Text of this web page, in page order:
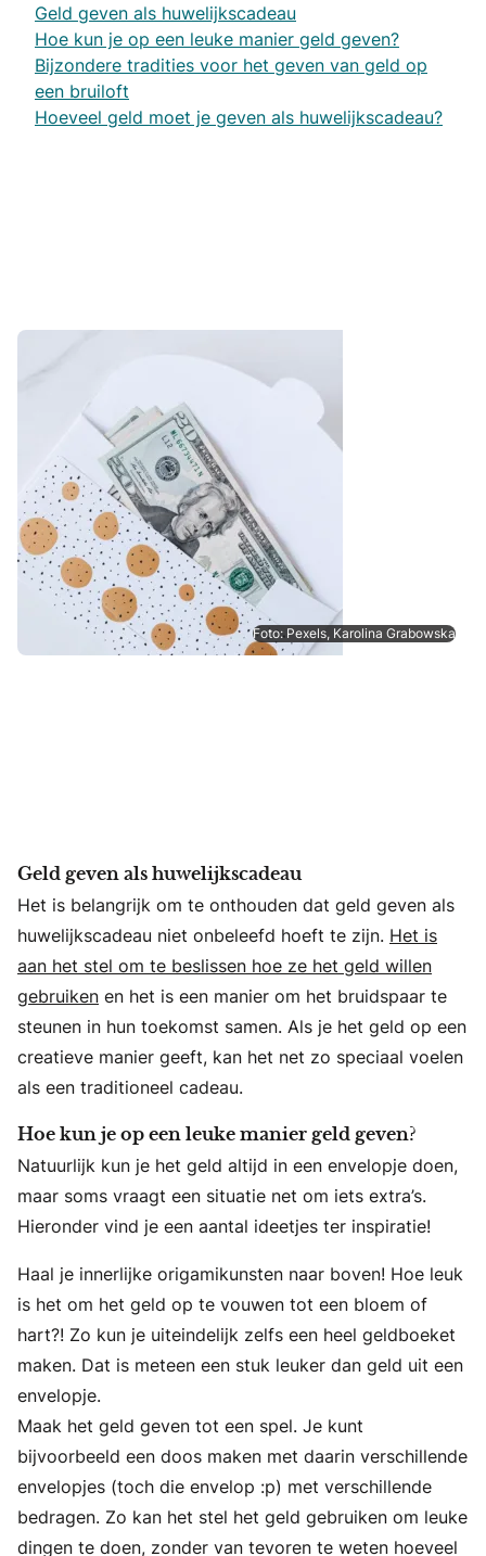
Geld geven als huwelijkscadeau
Hoe kun je op een leuke manier geld geven?
Bijzondere tradities voor het geven van geld op
een bruiloft
Hoeveel geld moet je geven als huwelijkscadeau?
Foto: Pexels, Karolina Grabowska
Geld geven als huwelijkscadeau
Het is belangrijk om te onthouden dat geld geven als
huwelijkscadeau niet onbeleefd hoeft te zijn. Het is
aan het stel om te beslissen hoe ze het geld willen
gebruiken en het is een manier om het bruidspaar te
steunen in hun toekomst samen. Als je het geld op een
creatieve manier geeft, kan het net zo speciaal voelen
als een traditioneel cadeau.
Hoe kun je op een leuke manier geld geven?
Natuurlijk kun je het geld altijd in een envelopje doen,
maar soms vraagt een situatie net om iets extra’s.
Hieronder vind je een aantal ideetjes ter inspiratie!
Haal je innerlijke origamikunsten naar boven! Hoe leuk
is het om het geld op te vouwen tot een bloem of
hart?! Zo kun je uiteindelijk zelfs een heel geldboeket
maken. Dat is meteen een stuk leuker dan geld uit een
envelopje.
Maak het geld geven tot een spel. Je kunt
bijvoorbeeld een doos maken met daarin verschillende
envelopjes (toch die envelop :p) met verschillende
bedragen. Zo kan het stel het geld gebruiken om leuke
dingen te doen, zonder van tevoren te weten hoeveel